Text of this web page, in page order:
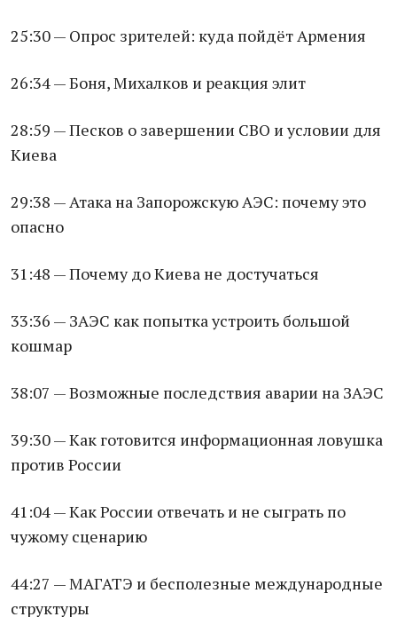
25:30 — Опрос зрителей: куда пойдёт Армения
26:34 — Боня, Михалков и реакция элит
28:59 — Песков о завершении СВО и условии для
Киева
29:38 — Атака на Запорожскую АЭС: почему это
опасно
31:48 — Почему до Киева не достучаться
33:36 — ЗАЭС как попытка устроить большой
кошмар
38:07 — Возможные последствия аварии на ЗАЭС
39:30 — Как готовится информационная ловушка
против России
41:04 — Как России отвечать и не сыграть по
чужому сценарию
44:27 — МАГАТЭ и бесполезные международные
структуры